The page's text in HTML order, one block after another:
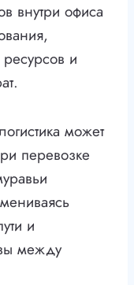
внутри офиса
и
может
перевозке
и
между